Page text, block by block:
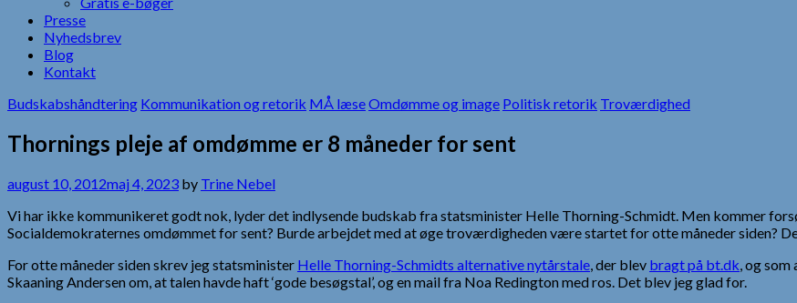
Presse
Nyhedsbrev
Blog
Kontakt
Budskabshåndtering Kommunikation og retorik MÅ læseOmdømme og image Politisk retorik Troværdighed
Thornings pleje af omdømme er 8 måneder for sent
august 10, 2012maj 4, 2023 by Trine Nebel
Vi har ikke kommunikeret godt nok, lyder det indlysende budskab fra statsminister Helle Thorning-Schmidt. Men kommer
Socialdemokraternes omdømmet for sent? Burde arbejdet med at øge troværdigheden være startet for otte måneder siden?
For otte måneder siden skrev jeg statsminister Helle Thorning-Schmidts alternative nytårstale, der blev bragt på bt.dk, og
Skaaning Andersen om, at talen havde haft ‘gode besøgstal’, og en mail fra Noa Redington med ros. Det blev jeg glad for.